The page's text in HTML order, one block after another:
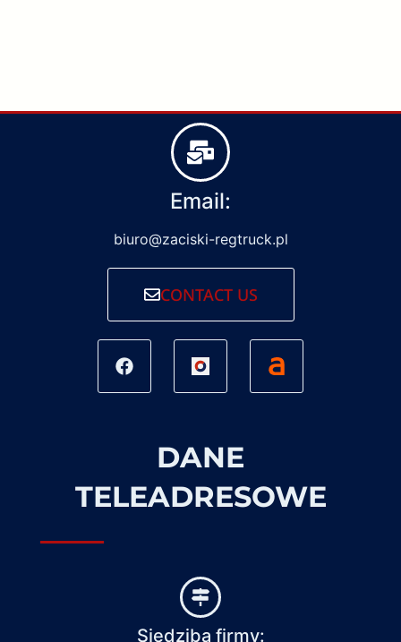
Email:
biuro@zaciski-regtruck.pl
CONTACT US
DANE
TELEADRESOWE
Siedziba firmy: